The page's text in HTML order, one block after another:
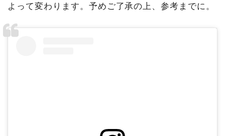
よって変わります。予めご了承の上、参考までに。